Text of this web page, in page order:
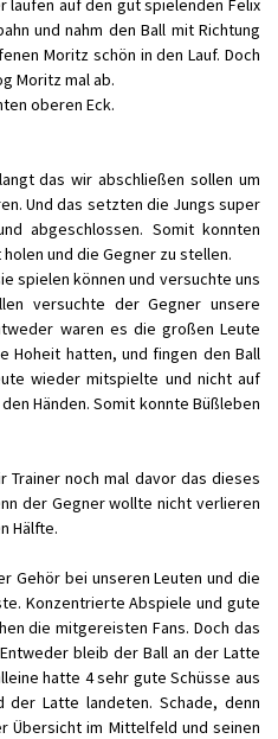
laufen auf den gut spielenden Felix
und nahm den Ball mit Richtung
Moritz schön in den Lauf. Doch
Moritz mal ab.
oberen Eck.
das wir abschließen sollen um
Und das setzten die Jungs super
abgeschlossen. Somit konnten
und die Gegner zu stellen.
spielen können und versuchte uns
versuchte der Gegner unsere
waren es die großen Leute
Hoheit hatten, und fingen den Ball
wieder mitspielte und nicht auf
Händen. Somit konnte Büßleben
Trainer noch mal davor das dieses
der Gegner wollte nicht verlieren
Hälfte.
Gehör bei unseren Leuten und die
Konzentrierte Abspiele und gute
die mitgereisten Fans. Doch das
bleib der Ball an der Latte
hatte 4 sehr gute Schüsse aus
Latte landeten. Schade, denn
Übersicht im Mittelfeld und seinen